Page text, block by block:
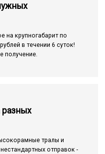
на крупногабарит по
в течении 6 суток!
получение.
разных
тралы и
отправок -